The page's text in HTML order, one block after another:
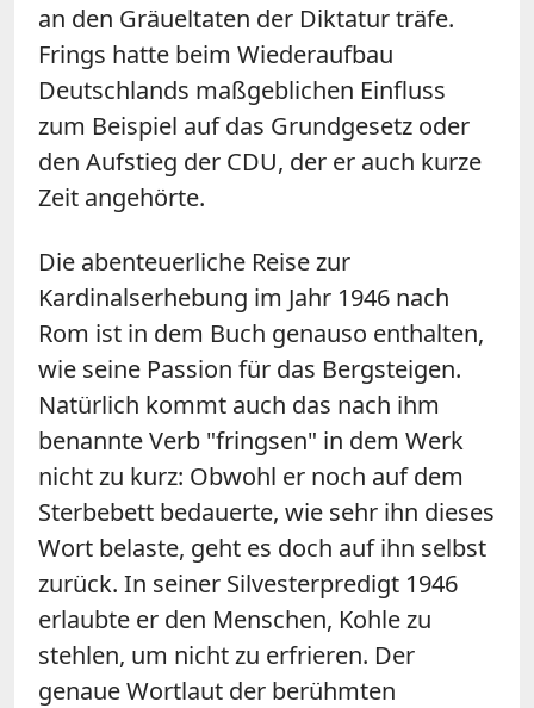
an den Gräueltaten der Diktatur träfe.
Frings hatte beim Wiederaufbau
Deutschlands maßgeblichen Einfluss
zum Beispiel auf das Grundgesetz oder
den Aufstieg der CDU, der er auch kurze
Zeit angehörte.
Die abenteuerliche Reise zur
Kardinalserhebung im Jahr 1946 nach
Rom ist in dem Buch genauso enthalten,
wie seine Passion für das Bergsteigen.
Natürlich kommt auch das nach ihm
benannte Verb "fringsen" in dem Werk
nicht zu kurz: Obwohl er noch auf dem
Sterbebett bedauerte, wie sehr ihn dieses
Wort belaste, geht es doch auf ihn selbst
zurück. In seiner Silvesterpredigt 1946
erlaubte er den Menschen, Kohle zu
stehlen, um nicht zu erfrieren. Der
genaue Wortlaut der berühmten